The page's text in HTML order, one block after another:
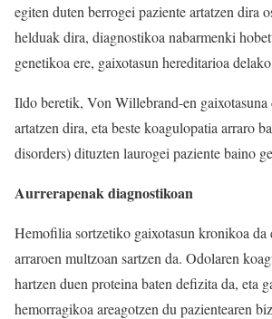
egiten duten berrogei paziente artatzen dira
helduak dira, diagnostikoa nabarmenki
genetikoa ere, gaixotasun hereditarioa
Ildo beretik, Von Willebrand-en gaixotasuna
artatzen dira, eta beste koagulopatia arraro
disorders) dituzten laurogei paziente baino
Aurrerapenak diagnostikoan
Hemofilia sortzetiko gaixotasun kronikoa da
arraroen multzoan sartzen da. Odolaren
hartzen duen proteina baten defizita da, eta
hemorragikoa areagotzen du pazientearen